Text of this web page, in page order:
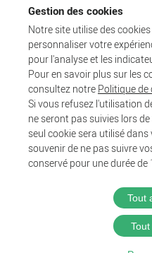
Gestion des cookies
Notre site utilise des
personnaliser votre
pour l'analyse et les
Pour en savoir plus sur les
consultez notre Politique
Si vous refusez l'utilisation
ne seront pas suivies lors
seul cookie sera utilisé
souvenir de ne pas suivre
conservé pour une durée de
Tout
Agglo
Au
@2025
Politique de